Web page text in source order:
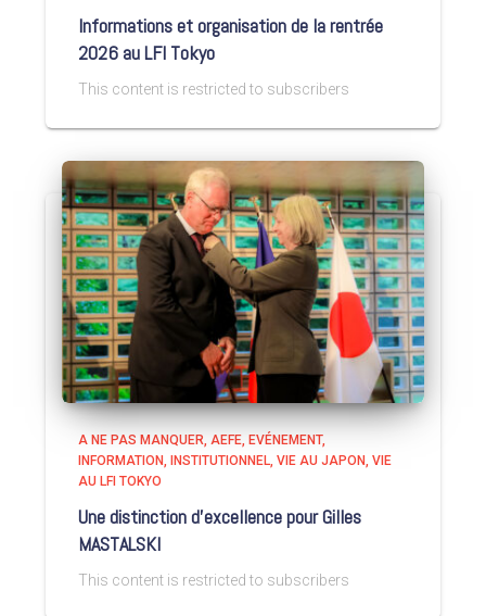
Informations et organisation de la rentrée
2026 au LFI Tokyo
This content is restricted to subscribers
A NE PAS MANQUER AEFE EVÉNEMENT
INFORMATION
INSTITUTIONNEL VIE AU JAPON VIE
AU LFI TOKYO
Une distinction d’excellence pour Gilles
MASTALSKI
This content is restricted to subscribers